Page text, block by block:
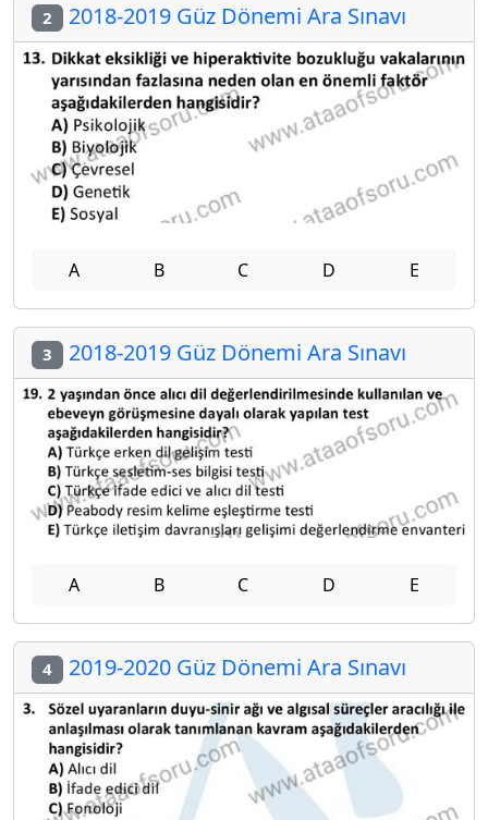
2 2018-2019 Güz Dönemi Ara Sınavı
A B C D E
3 2018-2019 Güz Dönemi Ara Sınavı
A B C D E
4 2019-2020 Güz Dönemi Ara Sınavı